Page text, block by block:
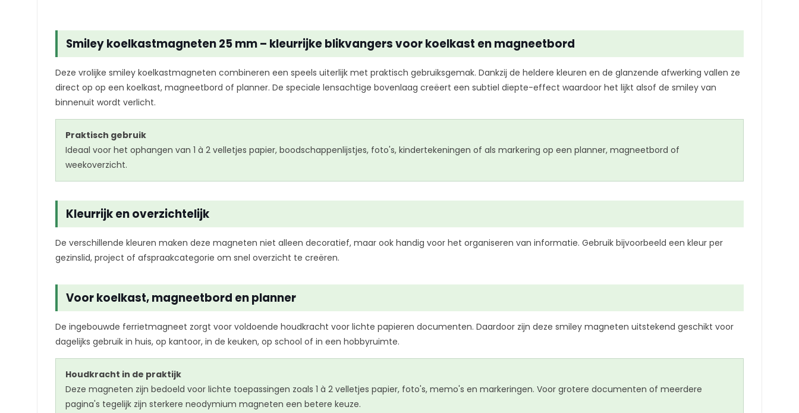
Smiley koelkastmagneten 25 mm – kleurrijke blikvangers voor koelkast en magneetbord
Deze vrolijke smiley koelkastmagneten combineren een speels uiterlijk met praktisch gebruiksgemak. Dankzij de heldere kleuren en de glanzende afwerking vallen ze
direct op op een koelkast, magneetbord of planner. De speciale lensachtige bovenlaag creëert een subtiel diepte-effect waardoor het lijkt alsof de smiley van
binnenuit wordt verlicht.
Praktisch gebruik
Ideaal voor het ophangen van 1 à 2 velletjes papier, boodschappenlijstjes, foto's, kindertekeningen of als markering op een planner, magneetbord of
weekoverzicht.
Kleurrijk en overzichtelijk
De verschillende kleuren maken deze magneten niet alleen decoratief, maar ook handig voor het organiseren van informatie. Gebruik bijvoorbeeld een kleur per
gezinslid, project of afspraakcategorie om snel overzicht te creëren.
Voor koelkast, magneetbord en planner
De ingebouwde ferrietmagneet zorgt voor voldoende houdkracht voor lichte papieren documenten. Daardoor zijn deze smiley magneten uitstekend geschikt voor
dagelijks gebruik in huis, op kantoor, in de keuken, op school of in een hobbyruimte.
Houdkracht in de praktijk
Deze magneten zijn bedoeld voor lichte toepassingen zoals 1 à 2 velletjes papier, foto's, memo's en markeringen. Voor grotere documenten of meerdere
pagina's tegelijk zijn sterkere neodymium magneten een betere keuze.